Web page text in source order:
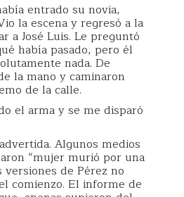
entrado su novia,
la escena y regresó a la
a José Luis. Le preguntó
había pasado, pero él
nada. De
la mano y caminaron
de la calle.
el arma y se me disparó
Algunos medios
“mujer murió por una
versiones de Pérez no
comienzo. El informe de